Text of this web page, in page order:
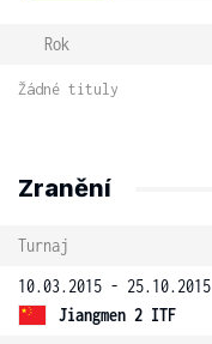
Rok
Žádné tituly
Zranění
Turnaj
10.03.2015 - 25.10.2015
Jiangmen 2 ITF